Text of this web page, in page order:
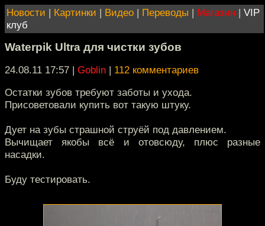
Новости | Картинки | Видео | Переводы | Магазин | VIP
клуб
Waterpik Ultra для чистки зубов
24.08.11 17:57 | Goblin | 112 комментариев
Остатки зубов требуют заботы и ухода.
Присоветовали купить вот такую штуку.
Дует на зубы страшной струёй под давлением.
Вычищает якобы всё и отовсюду, плюс разные
насадки.
Буду тестировать.